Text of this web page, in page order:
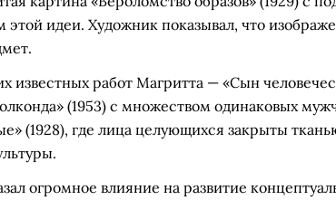
идеи. Художник показывал, что
известных работ Магритта — «Сын
(1953) с множеством одинаковых
(1928), где лица целующихся закрыты
огромное влияние на развитие